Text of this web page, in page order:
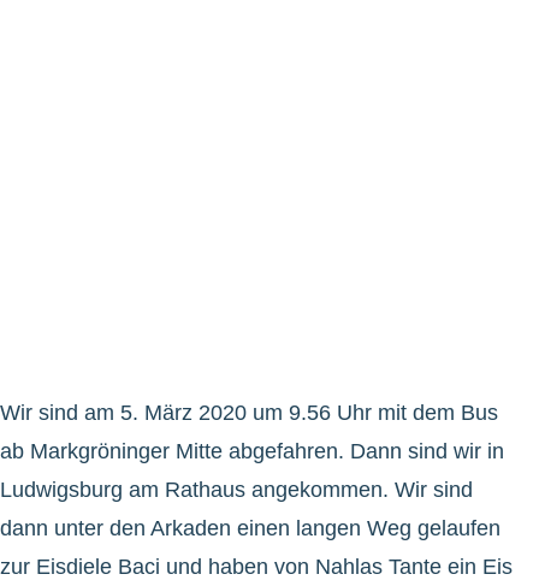
Wir sind am 5. März 2020 um 9.56 Uhr mit dem Bus
ab Markgröninger Mitte abgefahren. Dann sind wir in
Ludwigsburg am Rathaus angekommen. Wir sind
dann unter den Arkaden einen langen Weg gelaufen
zur Eisdiele Baci und haben von Nahlas Tante ein Eis